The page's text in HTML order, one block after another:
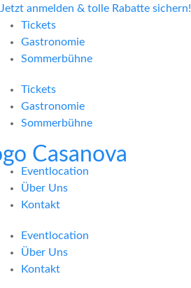
Jetzt anmelden & tolle Rabatte sichern!
Tickets
Gastronomie
Sommerbühne
Tickets
Gastronomie
Sommerbühne
Eventlocation
Über Uns
Kontakt
Eventlocation
Über Uns
Kontakt